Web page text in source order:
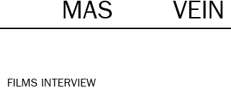
MÁS VEIN
FILMS INTERVIEW